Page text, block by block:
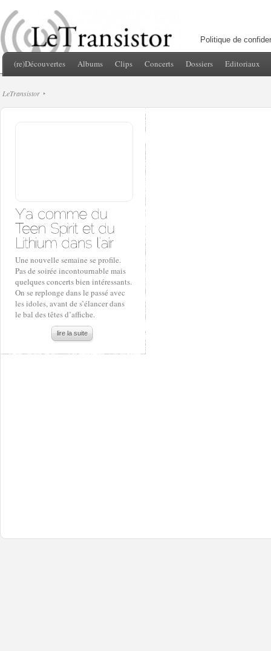
Politique de
(re)Découvertes Albums Clips Concerts Dossiers Editoriaux
LeTransistor
Une nouvelle semaine se profile.
Pas de soirée incontournable mais
quelques concerts bien intéressants.
On se replonge dans le passé avec
les idoles, avant de s’élancer dans
le bal des têtes d’affiche.
lire la suite